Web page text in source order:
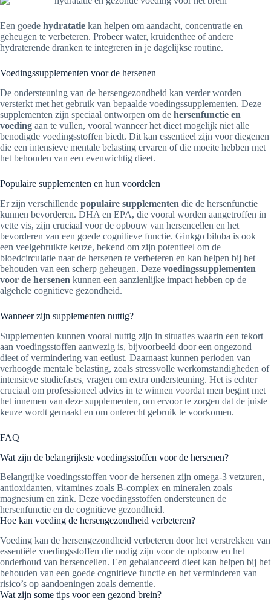
Een goede hydratatie kan helpen om aandacht, concentratie en
geheugen te verbeteren. Probeer water, kruidenthee of andere
hydraterende dranken te integreren in je dagelijkse routine.
Voedingssupplementen voor de hersenen
De ondersteuning van de hersengezondheid kan verder worden
versterkt met het gebruik van bepaalde voedingssupplementen. Deze
supplementen zijn speciaal ontworpen om de hersenfunctie en
voeding aan te vullen, vooral wanneer het dieet mogelijk niet alle
benodigde voedingsstoffen biedt. Dit kan essentieel zijn voor diegenen
die een intensieve mentale belasting ervaren of die moeite hebben met
het behouden van een evenwichtig dieet.
Populaire supplementen en hun voordelen
Er zijn verschillende populaire supplementen die de hersenfunctie
kunnen bevorderen. DHA en EPA, die vooral worden aangetroffen in
vette vis, zijn cruciaal voor de opbouw van hersencellen en het
bevorderen van een goede cognitieve functie. Ginkgo biloba is ook
een veelgebruikte keuze, bekend om zijn potentieel om de
bloedcirculatie naar de hersenen te verbeteren en kan helpen bij het
behouden van een scherp geheugen. Deze voedingssupplementen
voor de hersenen kunnen een aanzienlijke impact hebben op de
algehele cognitieve gezondheid.
Wanneer zijn supplementen nuttig?
Supplementen kunnen vooral nuttig zijn in situaties waarin een tekort
aan voedingsstoffen aanwezig is, bijvoorbeeld door een ongezond
dieet of vermindering van eetlust. Daarnaast kunnen perioden van
verhoogde mentale belasting, zoals stressvolle werkomstandigheden of
intensieve studiefases, vragen om extra ondersteuning. Het is echter
cruciaal om professioneel advies in te winnen voordat men begint met
het innemen van deze supplementen, om ervoor te zorgen dat de juiste
keuze wordt gemaakt en om onterecht gebruik te voorkomen.
FAQ
Wat zijn de belangrijkste voedingsstoffen voor de hersenen?
Belangrijke voedingsstoffen voor de hersenen zijn omega-3 vetzuren,
antioxidanten, vitamines zoals B-complex en mineralen zoals
magnesium en zink. Deze voedingsstoffen ondersteunen de
hersenfunctie en de cognitieve gezondheid.
Hoe kan voeding de hersengezondheid verbeteren?
Voeding kan de hersengezondheid verbeteren door het verstrekken van
essentiële voedingsstoffen die nodig zijn voor de opbouw en het
onderhoud van hersencellen. Een gebalanceerd dieet kan helpen bij het
behouden van een goede cognitieve functie en het verminderen van
risico’s op aandoeningen zoals dementie.
Wat zijn some tips voor een gezond brein?